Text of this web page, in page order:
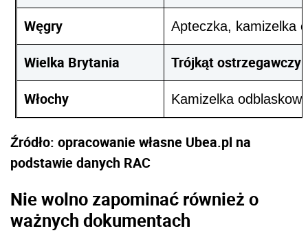
Węgry Apteczka, kamizelka
Wielka Brytania
Trójkąt ostrzegawczy
Włochy
Kamizelka
Źródło: opracowanie własne Ubea.pl na
podstawie danych RAC
Nie wolno zapominać również o
ważnych dokumentach